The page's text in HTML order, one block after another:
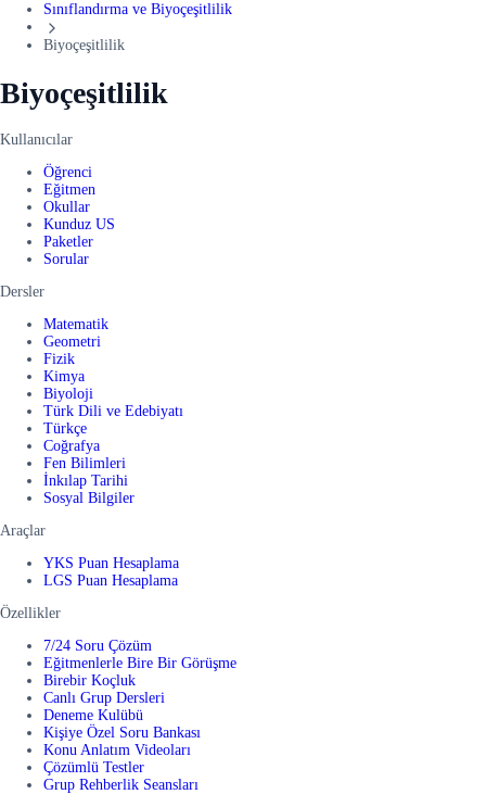
Sınıflandırma ve Biyoçeşitlilik
Biyoçeşitlilik
Biyoçeşitlilik
Kullanıcılar
Öğrenci
Eğitmen
Okullar
Kunduz US
Paketler
Sorular
Dersler
Matematik
Geometri
Fizik
Kimya
Biyoloji
Türk Dili ve Edebiyatı
Türkçe
Coğrafya
Fen Bilimleri
İnkılap Tarihi
Sosyal Bilgiler
Araçlar
YKS Puan Hesaplama
LGS Puan Hesaplama
Özellikler
7/24 Soru Çözüm
Eğitmenlerle Bire Bir Görüşme
Birebir Koçluk
Canlı Grup Dersleri
Deneme Kulübü
Kişiye Özel Soru Bankası
Konu Anlatım Videoları
Çözümlü Testler
Grup Rehberlik Seansları